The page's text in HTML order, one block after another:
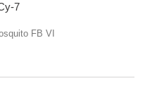
7
FB VI